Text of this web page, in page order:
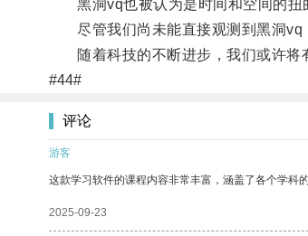
黑洞vq也被认为是时间和空间的扭
尽管我们尚未能直接观测到黑洞vq
随着科技的不断进步，我们或许将
#44#
评论
游客
这款学习软件的课程内容非常丰富，涵盖了各个学科
2025-09-23